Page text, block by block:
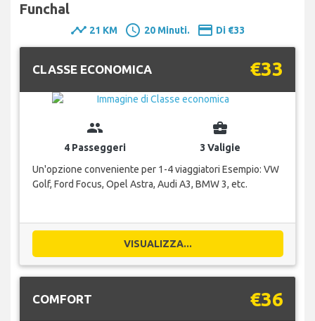
Funchal
timeline 21 KM schedule 20 Minuti. payment Di €33
CLASSE ECONOMICA €33
group
4 Passeggeri
business_center
3 Valigie
Un'opzione conveniente per 1-4 viaggiatori Esempio: VW
Golf, Ford Focus, Opel Astra, Audi A3, BMW 3, etc.
VISUALIZZA...
COMFORT €36